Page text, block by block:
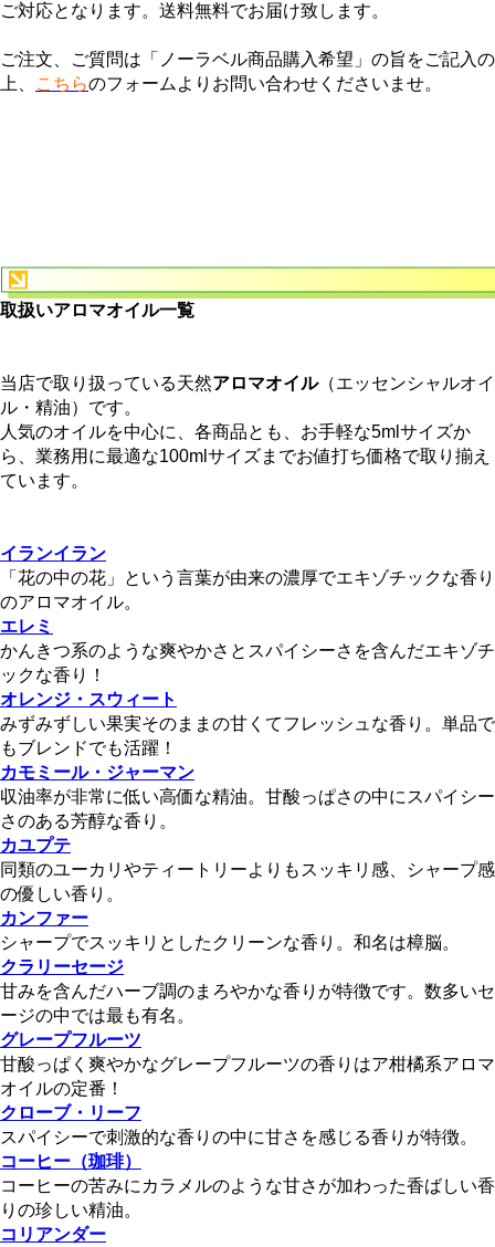
ご対応となります。送料無料でお届け致します。
ご注文、ご質問は「ノーラベル商品購入希望」の旨をご記入の
上、
こちらのフォームよりお問い合わせくださいませ。
取扱いアロマオイル一覧
当店で取り扱っている天然アロマオイル（エッセンシャルオイ
ル・精油）です。
人気のオイルを中心に、各商品とも、お手軽な5mlサイズか
ら、業務用に最適な100mlサイズまでお値打ち価格で取り揃え
ています。
イランイラン
「花の中の花」という言葉が由来の濃厚でエキゾチックな香り
のアロマオイル。
エレミ
かんきつ系のような爽やかさとスパイシーさを含んだエキゾチ
ックな香り！
オレンジ・スウィート
みずみずしい果実そのままの甘くてフレッシュな香り。単品で
もブレンドでも活躍！
カモミール・ジャーマン
収油率が非常に低い高価な精油。甘酸っぱさの中にスパイシー
さのある芳醇な香り。
カユプテ
同類のユーカリやティートリーよりもスッキリ感、シャープ感
の優しい香り。
カンファー
シャープでスッキリとしたクリーンな香り。和名は樟脳。
クラリーセージ
甘みを含んだハーブ調のまろやかな香りが特徴です。数多いセ
ージの中では最も有名。
グレープフルーツ
甘酸っぱく爽やかなグレープフルーツの香りはア柑橘系アロマ
オイルの定番！
クローブ・リーフ
スパイシーで刺激的な香りの中に甘さを感じる香りが特徴。
コーヒー（珈琲）
コーヒーの苦みにカラメルのような甘さが加わった香ばしい香
りの珍しい精油。
コリアンダー